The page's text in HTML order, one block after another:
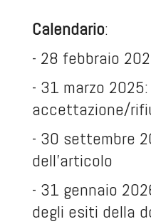
Calendario:
- 28 febbraio
- 31 marzo
accettazione/
- 30 settembre
dell'articolo
- 31 gennaio
degli esiti della